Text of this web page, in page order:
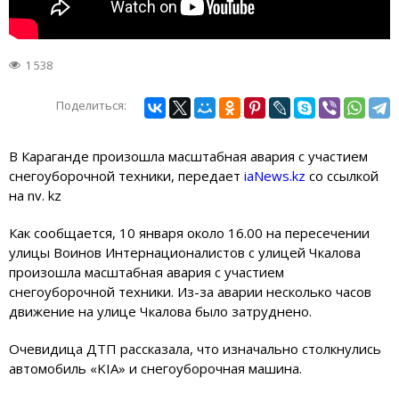
1 538
Поделиться:
В Караганде произошла масштабная авария с участием
снегоуборочной техники, передает iaNews.kz со ссылкой
на nv. kz
Как сообщается, 10 января около 16.00 на пересечении
улицы Воинов Интернационалистов с улицей Чкалова
произошла масштабная авария с участием
снегоуборочной техники. Из-за аварии несколько часов
движение на улице Чкалова было затруднено.
Очевидица ДТП рассказала, что изначально столкнулись
автомобиль «KIA» и снегоуборочная машина.